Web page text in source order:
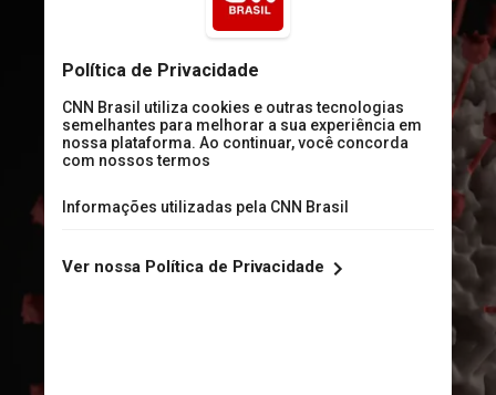
A Secretaria da Saúde do RJ
informou que a mutação já
representa 5,85% dos casos do
estado